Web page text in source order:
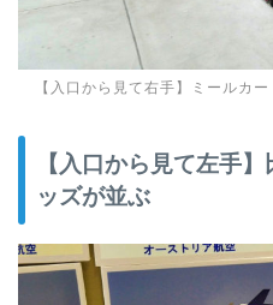
【入口から見て右手】ミールカ
【入口から見て左手
ッズが並ぶ